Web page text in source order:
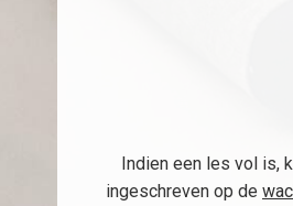
Indien een les vol is,
ingeschreven op de